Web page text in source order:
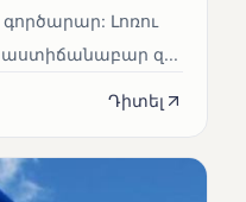
Լոռու
աստիճանաբար զ...
Դիտել